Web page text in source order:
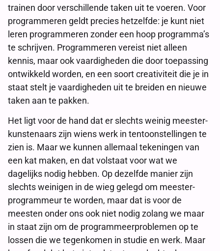
trainen door verschillende taken uit te voeren. Voor
programmeren geldt precies hetzelfde: je kunt niet
leren programmeren zonder een hoop programma’s
te schrijven. Programmeren vereist niet alleen
kennis, maar ook vaardigheden die door toepassing
ontwikkeld worden, en een soort creativiteit die je in
staat stelt je vaardigheden uit te breiden en nieuwe
taken aan te pakken.
Het ligt voor de hand dat er slechts weinig meester-
kunstenaars zijn wiens werk in tentoonstellingen te
zien is. Maar we kunnen allemaal tekeningen van
een kat maken, en dat volstaat voor wat we
dagelijks nodig hebben. Op dezelfde manier zijn
slechts weinigen in de wieg gelegd om meester-
programmeur te worden, maar dat is voor de
meesten onder ons ook niet nodig zolang we maar
in staat zijn om de programmeerproblemen op te
lossen die we tegenkomen in studie en werk. Maar